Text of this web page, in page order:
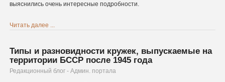
выяснились очень интересные подробности.
Читать далее ...
Типы и разновидности кружек, выпускаемые на
территории БССР после 1945 года
Редакционный блог - Админ. портала